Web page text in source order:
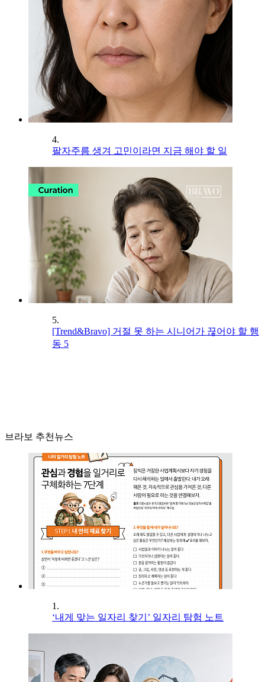
4.
팔자주름 생겨 고민이라면 지금 해야 할 일
5.
[Trend&Bravo] 거절 못 하는 시니어가 끊어야 할 행
동 5
브라보 추천뉴스
1.
‘내게 맞는 일자리 찾기’ 일자리 탐험 노트